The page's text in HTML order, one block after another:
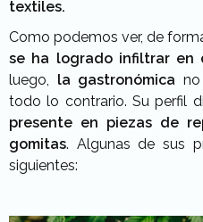
textiles.
Como podemos ver, de
se ha logrado infiltrar en
luego, la gastronómica
todo lo contrario. Su perfil
presente en piezas de
gomitas. Algunas de sus
siguientes: